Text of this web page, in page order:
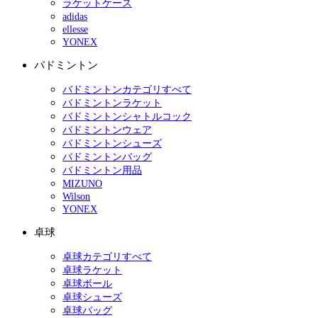
ラケットケース
adidas
ellesse
YONEX
バドミントン
バドミントンカテゴリすべて
バドミントンラケット
バドミントンシャトルコック
バドミントンウェア
バドミントンシューズ
バドミントンバッグ
バドミントン用品
MIZUNO
Wilson
YONEX
卓球
卓球カテゴリすべて
卓球ラケット
卓球ボール
卓球シューズ
卓球バッグ